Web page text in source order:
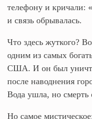
телефону и кричали:
и связь обрывалась.
Что здесь жуткого?
одним из самых
США. И он был
после наводнения
Вода ушла, но смерть
Но самое